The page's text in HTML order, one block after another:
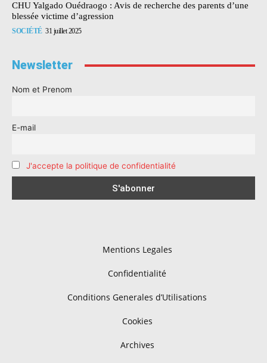
CHU Yalgado Ouédraogo : Avis de recherche des parents d’une
blessée victime d’agression
SOCIÉTÉ 31 juillet 2025
Newsletter
Nom et Prenom
E-mail
J'accepte la politique de confidentialité
Mentions Legales
Confidentialité
Conditions Generales d’Utilisations
Cookies
Archives